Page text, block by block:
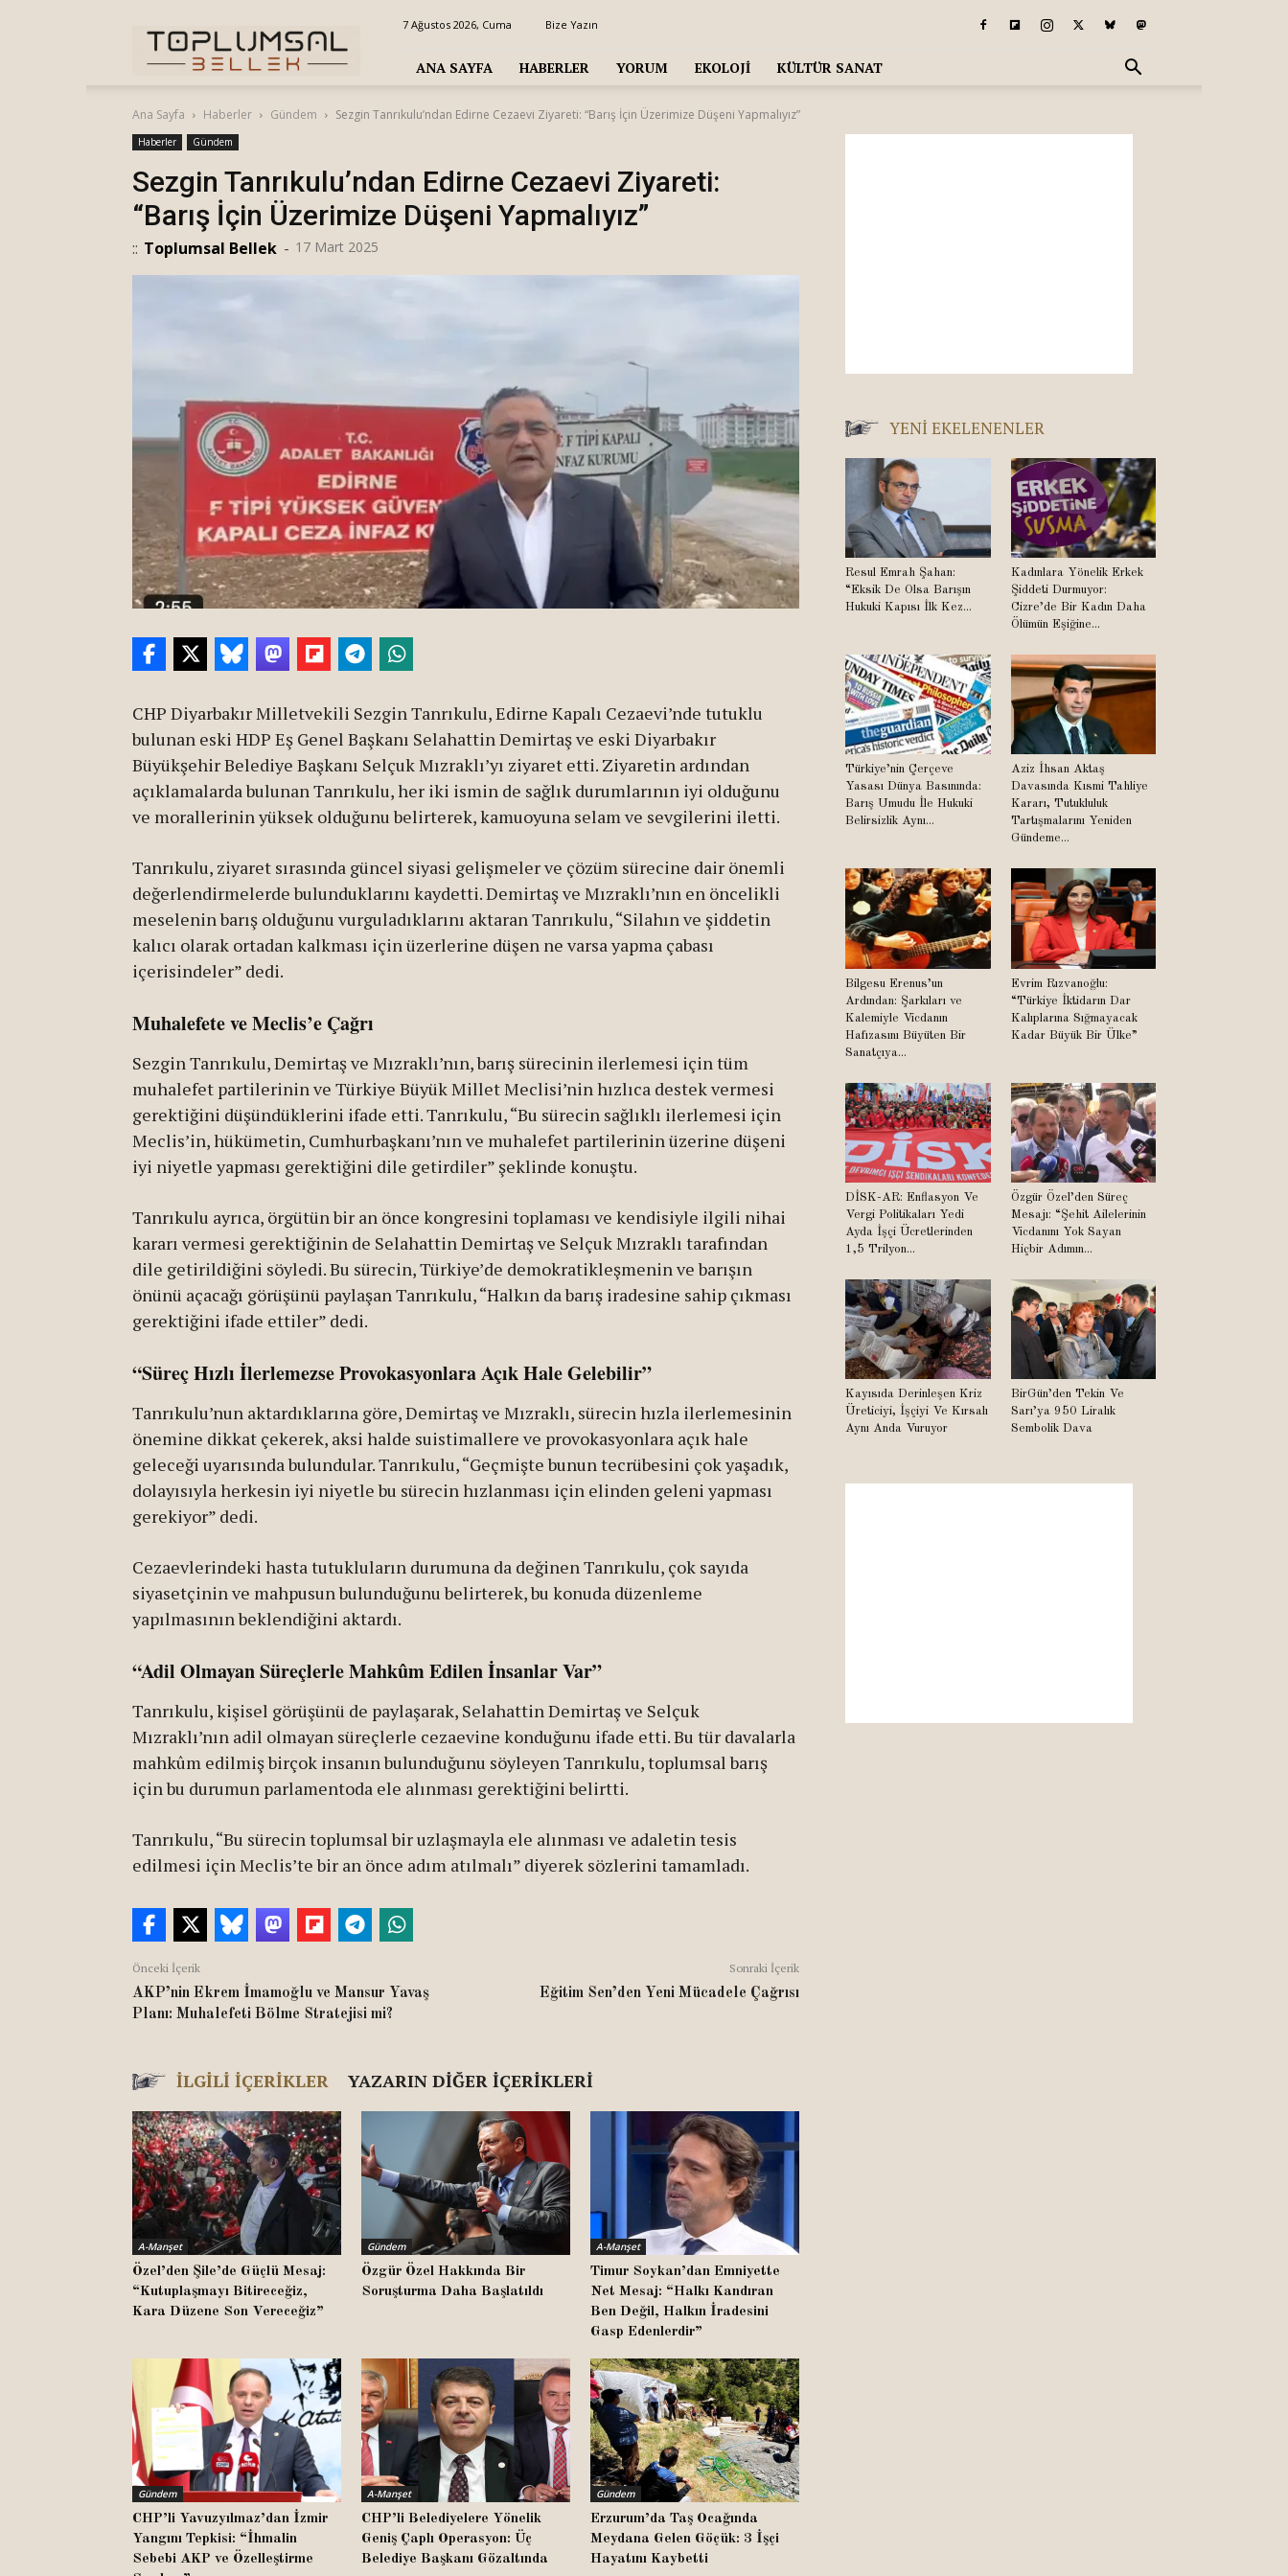
Bellek
7 Ağustos 2026, Cuma Bize Yazın
ANA SAYFA HABERLER YORUM EKOLOJI KÜLTÜR SANAT
Ana Sayfa Haberler Gündem Sezgin Tanrıkulu’ndan Edirne Cezaevi Ziyareti: “Barış İçin Üzerimize Düşeni Yapmalıyız”
Haberler Gündem
Sezgin Tanrıkulu’ndan Edirne Cezaevi Ziyareti:
“Barış İçin Üzerimize Düşeni Yapmalıyız”
:: Toplumsal Bellek - 17 Mart 2025
CHP Diyarbakır Milletvekili Sezgin Tanrıkulu, Edirne Kapalı Cezaevi’nde tutuklu
bulunan eski HDP Eş Genel Başkanı Selahattin Demirtaş ve eski Diyarbakır
Büyükşehir Belediye Başkanı Selçuk Mızraklı’yı ziyaret etti. Ziyaretin ardından
açıklamalarda bulunan Tanrıkulu, her iki ismin de sağlık durumlarının iyi olduğunu
ve morallerinin yüksek olduğunu belirterek, kamuoyuna selam ve sevgilerini iletti.
Tanrıkulu, ziyaret sırasında güncel siyasi gelişmeler ve çözüm sürecine dair önemli
değerlendirmelerde bulunduklarını kaydetti. Demirtaş ve Mızraklı’nın en öncelikli
meselenin barış olduğunu vurguladıklarını aktaran Tanrıkulu, “Silahın ve şiddetin
kalıcı olarak ortadan kalkması için üzerlerine düşen ne varsa yapma çabası
içerisindeler” dedi.
Muhalefete ve Meclis’e Çağrı
Sezgin Tanrıkulu, Demirtaş ve Mızraklı’nın, barış sürecinin ilerlemesi için tüm
muhalefet partilerinin ve Türkiye Büyük Millet Meclisi’nin hızlıca destek vermesi
gerektiğini düşündüklerini ifade etti. Tanrıkulu, “Bu sürecin sağlıklı ilerlemesi için
Meclis’in, hükümetin, Cumhurbaşkanı’nın ve muhalefet partilerinin üzerine düşeni
iyi niyetle yapması gerektiğini dile getirdiler” şeklinde konuştu.
Tanrıkulu ayrıca, örgütün bir an önce kongresini toplaması ve kendisiyle ilgili nihai
kararı vermesi gerektiğinin de Selahattin Demirtaş ve Selçuk Mızraklı tarafından
dile getirildiğini söyledi. Bu sürecin, Türkiye’de demokratikleşmenin ve barışın
önünü açacağı görüşünü paylaşan Tanrıkulu, “Halkın da barış iradesine sahip çıkması
gerektiğini ifade ettiler” dedi.
“Süreç Hızlı İlerlemezse Provokasyonlara Açık Hale Gelebilir”
Tanrıkulu’nun aktardıklarına göre, Demirtaş ve Mızraklı, sürecin hızla ilerlemesinin
önemine dikkat çekerek, aksi halde suistimallere ve provokasyonlara açık hale
geleceği uyarısında bulundular. Tanrıkulu, “Geçmişte bunun tecrübesini çok yaşadık,
dolayısıyla herkesin iyi niyetle bu sürecin hızlanması için elinden geleni yapması
gerekiyor” dedi.
Cezaevlerindeki hasta tutukluların durumuna da değinen Tanrıkulu, çok sayıda
siyasetçinin ve mahpusun bulunduğunu belirterek, bu konuda düzenleme
yapılmasının beklendiğini aktardı.
“Adil Olmayan Süreçlerle Mahkûm Edilen İnsanlar Var”
Tanrıkulu, kişisel görüşünü de paylaşarak, Selahattin Demirtaş ve Selçuk
Mızraklı’nın adil olmayan süreçlerle cezaevine konduğunu ifade etti. Bu tür davalarla
mahkûm edilmiş birçok insanın bulunduğunu söyleyen Tanrıkulu, toplumsal barış
için bu durumun parlamentoda ele alınması gerektiğini belirtti.
Tanrıkulu, “Bu sürecin toplumsal bir uzlaşmayla ele alınması ve adaletin tesis
edilmesi için Meclis’te bir an önce adım atılmalı” diyerek sözlerini tamamladı.
Önceki İçerik
AKP’nin Ekrem İmamoğlu ve Mansur Yavaş
Planı: Muhalefeti Bölme Stratejisi mi?
Sonraki İçerik
Eğitim Sen’den Yeni Mücadele Çağrısı
İLGILI İÇERIKLER YAZARIN DIĞER İÇERIKLERI
A-Manşet
Özel’den Şile’de Güçlü Mesaj:
“Kutuplaşmayı Bitireceğiz,
Kara Düzene Son Vereceğiz”
Gündem
Özgür Özel Hakkında Bir
Soruşturma Daha Başlatıldı
A-Manşet
Timur Soykan’dan Emniyette
Net Mesaj: “Halkı Kandıran
Ben Değil, Halkın İradesini
Gasp Edenlerdir”
Gündem
CHP’li Yavuzyılmaz’dan İzmir
Yangını Tepkisi: “İhmalin
Sebebi AKP ve Özelleştirme
A-Manşet
CHP’li Belediyelere Yönelik
Geniş Çaplı Operasyon: Üç
Belediye Başkanı Gözaltında
Gündem
Erzurum’da Taş Ocağında
Meydana Gelen Göçük: 3 İşçi
Hayatını Kaybetti
YENI EKELENENLER
Resul Emrah Şahan:
“Eksik De Olsa Barışın
Hukuki Kapısı İlk Kez...
Kadınlara Yönelik Erkek
Şiddeti Durmuyor:
Cizre’de Bir Kadın Daha
Ölümün Eşiğine...
Türkiye’nin Çerçeve
Yasası Dünya Basınında:
Barış Umudu İle Hukuki
Belirsizlik Aynı...
Aziz İhsan Aktaş
Davasında Kısmi Tahliye
Kararı, Tutukluluk
Tartışmalarını Yeniden
Gündeme...
Bilgesu Erenus’un
Ardından: Şarkıları ve
Kalemiyle Vicdanın
Hafızasını Büyüten Bir
Sanatçıya...
Evrim Rızvanoğlu:
“Türkiye İktidarın Dar
Kalıplarına Sığmayacak
Kadar Büyük Bir Ülke”
DİSK-AR: Enflasyon Ve
Vergi Politikaları Yedi
Ayda İşçi Ücretlerinden
1,5 Trilyon...
Özgür Özel’den Süreç
Mesajı: “Şehit Ailelerinin
Vicdanını Yok Sayan
Hiçbir Adımın...
Kayısıda Derinleşen Kriz
Üreticiyi, İşçiyi Ve Kırsalı
Aynı Anda Vuruyor
BirGün’den Tekin Ve
Sarı’ya 950 Liralık
Sembolik Dava